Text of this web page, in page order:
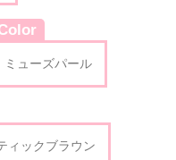
ミューズパール
ィックブラウン